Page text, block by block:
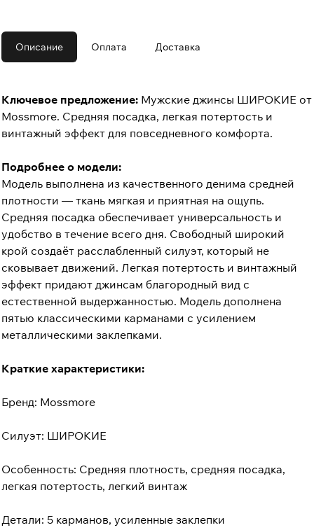
Описание Оплата Доставка
Ключевое предложение: Мужские джинсы ШИРОКИЕ от
Mossmore. Средняя посадка, легкая потертость и
винтажный эффект для повседневного комфорта.
Подробнее о модели:
Модель выполнена из качественного денима средней
плотности — ткань мягкая и приятная на ощупь.
Средняя посадка обеспечивает универсальность и
удобство в течение всего дня. Свободный широкий
крой создаёт расслабленный силуэт, который не
сковывает движений. Легкая потертость и винтажный
эффект придают джинсам благородный вид с
естественной выдержанностью. Модель дополнена
пятью классическими карманами с усилением
металлическими заклепками.
Краткие характеристики:
Бренд: Mossmore
Силуэт: ШИРОКИЕ
Особенность: Средняя плотность, средняя посадка,
легкая потертость, легкий винтаж
Детали: 5 карманов, усиленные заклепки